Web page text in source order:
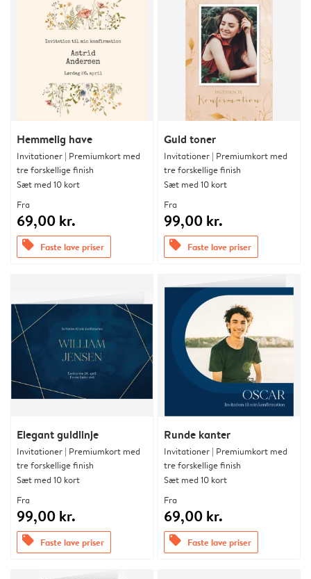
Hemmelig have
Invitationer | Premiumkort med
tre forskellige finish
Sæt med 10 kort
Fra
69,00 kr.
offers Faste lave priser
Guld toner
Invitationer | Premiumkort med
tre forskellige finish
Sæt med 10 kort
Fra
99,00 kr.
offers Faste lave priser
Elegant guldlinje
Invitationer | Premiumkort med
tre forskellige finish
Sæt med 10 kort
Fra
99,00 kr.
offers Faste lave priser
Runde kanter
Invitationer | Premiumkort med
tre forskellige finish
Sæt med 10 kort
Fra
69,00 kr.
offers Faste lave priser